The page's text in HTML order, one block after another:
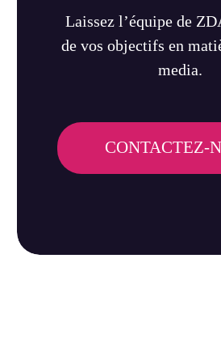
Laissez l’équipe de
de vos objectifs en
media.
CONTACTEZ-